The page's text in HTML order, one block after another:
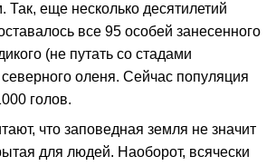
еще несколько десятилетий
все 95 особей занесенного
(не путать со стадами
оленя. Сейчас популяция
голов.
что заповедная земля не значит
для людей. Наоборот, всячески